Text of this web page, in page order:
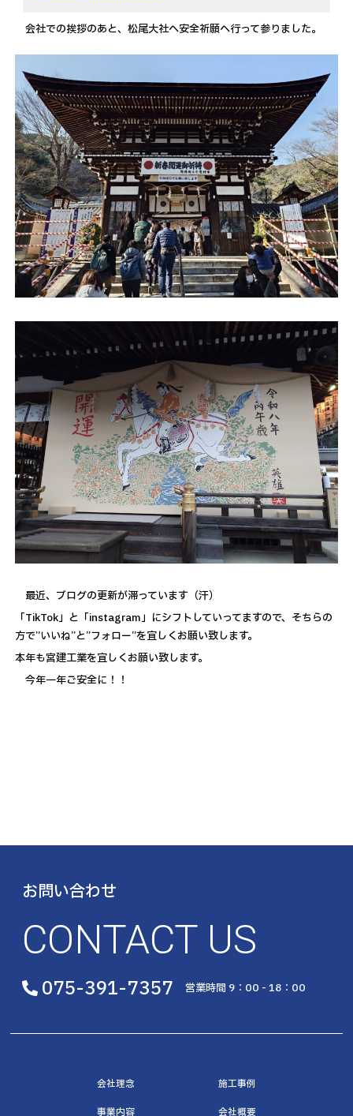
会社での挨拶のあと、松尾大社へ安全祈願へ行って参りました。
最近、ブログの更新が滞っています（汗）
「TikTok」と「instagram」にシフトしていってますので、そちらの
方で”いいね”と”フォロー”を宜しくお願い致します。
本年も宮建工業を宜しくお願い致します。
今年一年ご安全に！！
お問い合わせ
CONTACT US
075-391-7357 営業時間 9：00 - 18：00
会社理念 施工事例
事業内容 会社概要